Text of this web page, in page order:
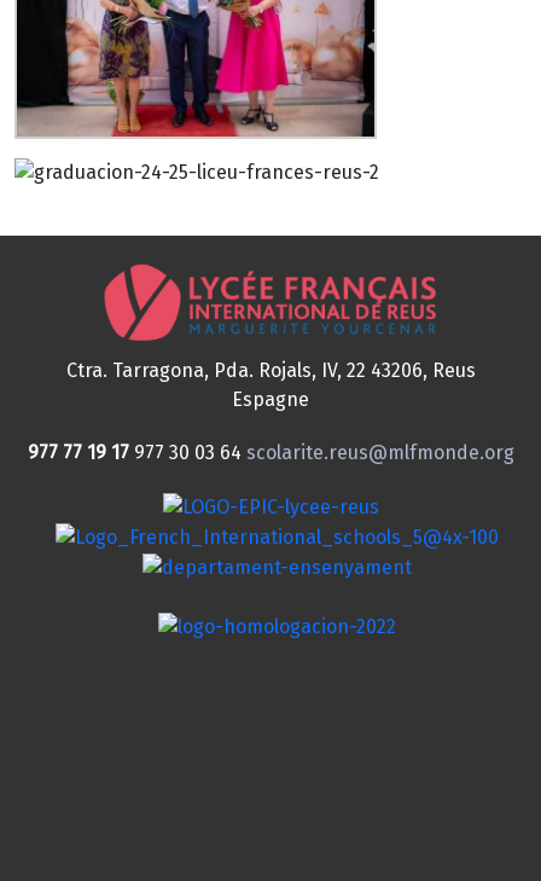
Ctra. Tarragona, Pda. Rojals, IV, 22 43206, Reus
Espagne
977 77 19 17 977 30 03 64 scolarite.reus@mlfmonde.org